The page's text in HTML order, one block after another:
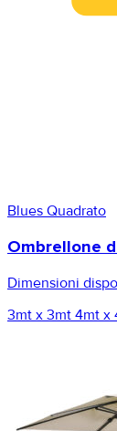
Blues Quadrato
Ombrellone
Dimensioni
3mt x 3mt 4mt x